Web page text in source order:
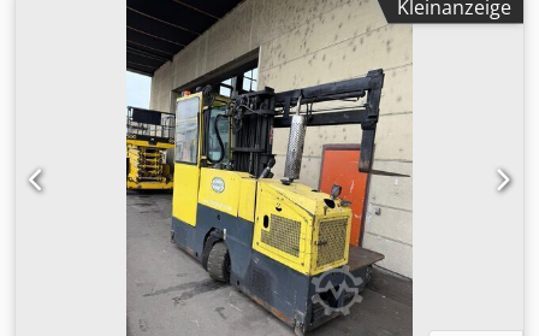
Gerät stammt aus dem Baujahr 2022 und wurde nur sehr
wenig genutzt. Es weist lediglich leichte, altersübliche
Gebrauchsspuren auf und befindet sich technisch wie
optisch in einem Top-Zustand. Durch den 7-Meter-Triplex-
Mast und die kompakte Mehrwege-Lenkung ist der
CBE3000 die perfekte Lösung für das Handling von Langgut
und Paletten in schmalen Gängen. Sofort einsatzbereit!
Triplex, Bauhöhe:2.700 mm, Batteriespannung:
, Gabellänge:1.150 mm , Vorderreifengröße:
Hinterreifengröße: , Gesamtgewicht: 4.203 kg, 5061469
Seriennummer: 91119331 Chedpfxjyg S T Uj Ahmja
Batteriedaten: 48 V, 4 PzS, 620 Ah, Baujahr: 2017
Kleinanzeige